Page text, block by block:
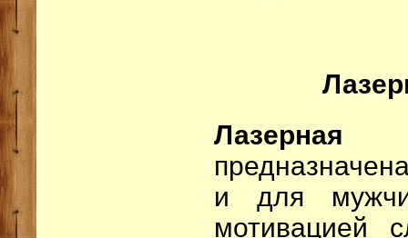
Лазерная
и для
мотивацией